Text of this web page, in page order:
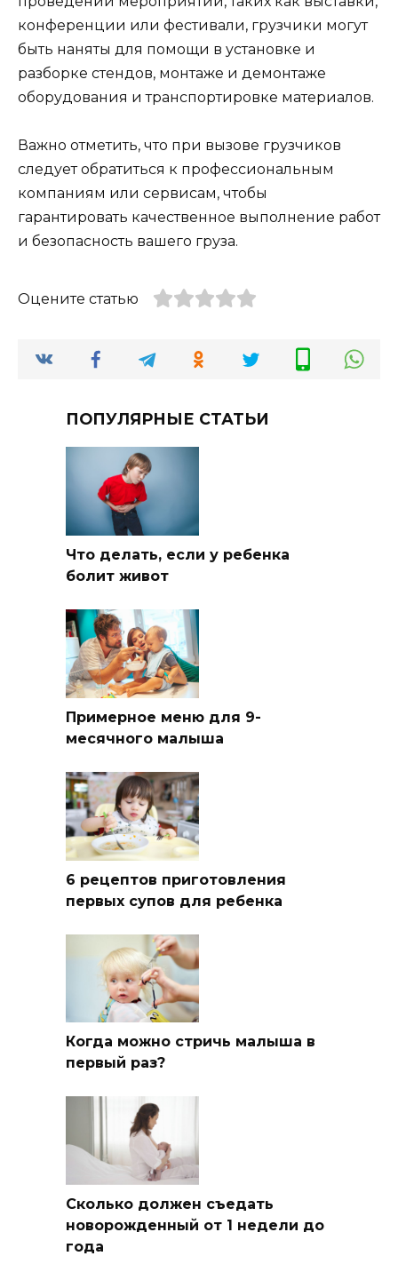
конференции или фестивали, грузчики могут
быть наняты для помощи в установке и
разборке стендов, монтаже и демонтаже
оборудования и транспортировке материалов.
Важно отметить, что при вызове грузчиков
следует обратиться к профессиональным
компаниям или сервисам, чтобы
гарантировать качественное выполнение работ
и безопасность вашего груза.
Оцените статью
ПОПУЛЯРНЫЕ СТАТЬИ
Что делать, если у ребенка
болит живот
Примерное меню для 9-
месячного малыша
6 рецептов приготовления
первых супов для ребенка
Когда можно стричь малыша в
первый раз?
Сколько должен съедать
новорожденный от 1 недели до
года